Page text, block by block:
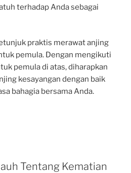
terhadap Anda sebagai
praktis merawat anjing
pemula. Dengan mengikuti
pemula di atas, diharapkan
kesayangan dengan baik
bahagia bersama Anda.
Tentang Kematian